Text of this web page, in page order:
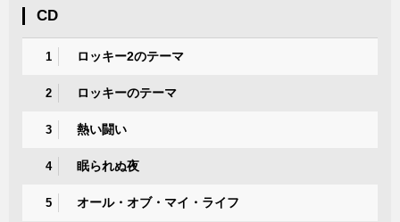
CD
1 ロッキー2のテーマ
2 ロッキーのテーマ
3 熱い闘い
4 眠られぬ夜
5 オール・オブ・マイ・ライフ